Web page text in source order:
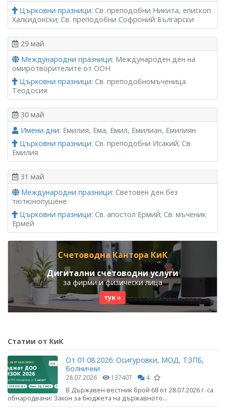
Църковни празници: Св. преподобни Никита, епископ
Халкидонски; Св. преподобни Софроний Български
29 май
Международни празници: Международен ден на
омиротворителите от ООН
Църковни празници: Св. преподобномъченица
Теодосия
30 май
Имени дни: Емилия, Ема, Емил, Емилиан, Емилиян
Църковни празници: Св. преподобни Исакий; Св.
Емилия
31 май
Международни празници: Световен ден без
тютюнопушене
Църковни празници: Св. апостол Ермий; Св. мъченик
Ермей
Счетоводна Кантора КиК
Дигитални счетоводни услуги
за фирми и физически лица
тук »
Статии от КиК
От 01.08.2026: Осигуровки, МОД, ТЗПБ,
болнични
28.07.2026 137407 4
В Държавен вестник брой 68 от 28.07.2026 г. са
обнародвани: Закон за бюджета на държавното...